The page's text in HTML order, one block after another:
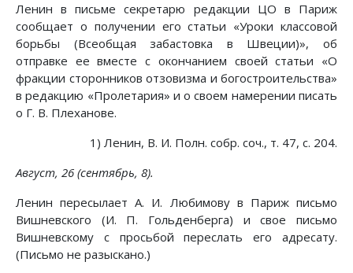
Ленин в письме секретарю редакции ЦО в Париж
сообщает о получении его статьи «Уроки классовой
борьбы (Всеобщая забастовка в Швеции)», об
отправке ее вместе с окончанием своей статьи «О
фракции сторонников отзовизма и богостроительства»
в редакцию «Пролетария» и о своем намерении писать
о Г. В. Плеханове.
1) Ленин, В. И. Полн. собр. соч., т. 47, с. 204.
Август, 26 (сентябрь, 8).
Ленин пересылает А. И. Любимову в Париж письмо
Вишневского (И. П. Гольденберга) и свое письмо
Вишневскому с просьбой переслать его адресату.
(Письмо не разыскано.)